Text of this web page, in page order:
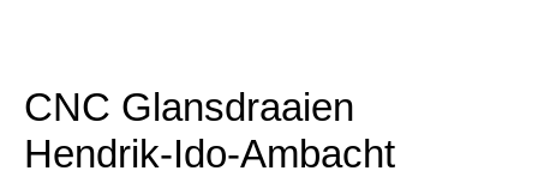
CNC Glansdraaien
Hendrik-Ido-Ambacht